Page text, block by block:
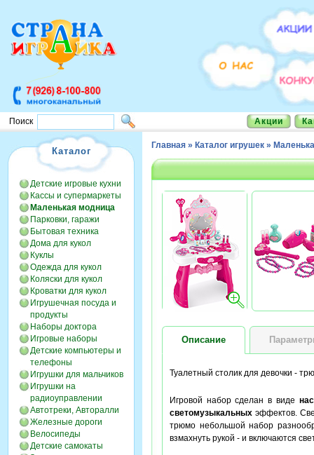
Поиск Акции
Каталог
Детские игровые кухни
Кассы и супермаркеты
Маленькая модница
Парковки, гаражи
Бытовая техника
Дома для кукол
Куклы
Одежда для кукол
Коляски для кукол
Кроватки для кукол
Игрушечная посуда и
продукты
Наборы доктора
Игровые наборы
Детские компьютеры и
телефоны
Игрушки для мальчиков
Игрушки на
радиоуправлении
Автотреки, Авторалли
Железные дороги
Велосипеды
Детские самокаты
Главная » Каталог игрушек »
Описание
Туалетный столик для девочки -
Игровой набор сделан в виде
светомузыкальных эффектов.
трюмо небольшой набор
взмахнуть рукой - и включаются